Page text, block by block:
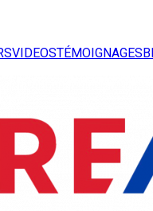
VIDEOSTÉMOIGNAGES